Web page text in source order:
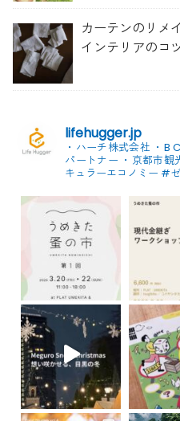
カーテンのリメ
インテリアのコ
lifehugger.jp
・ハーチ株式会社 ・B
パートナー ・京都市
キュラーエコノミー #